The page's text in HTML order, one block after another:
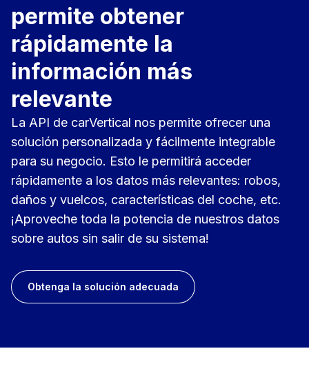
permite obtener
rápidamente la
información más
relevante
La API de carVertical nos permite ofrecer una
solución personalizada y fácilmente integrable
para su negocio. Esto le permitirá acceder
rápidamente a los datos más relevantes: robos,
daños y vuelcos, características del coche, etc.
¡Aproveche toda la potencia de nuestros datos
sobre autos sin salir de su sistema!
Obtenga la solución adecuada